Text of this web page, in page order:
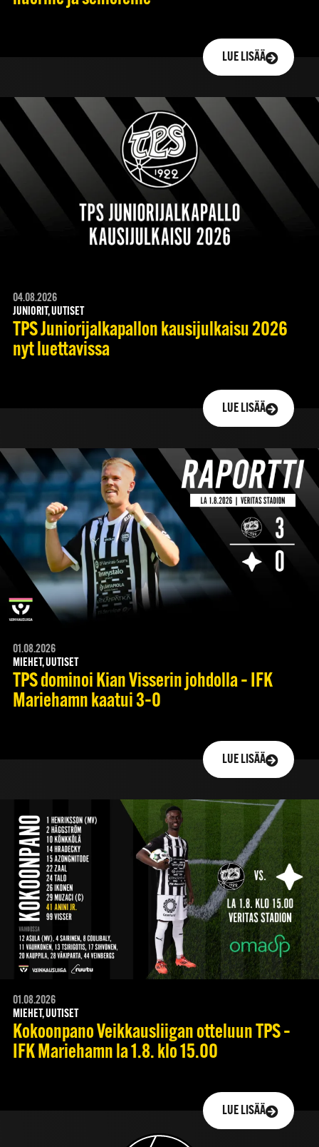
LUE LISÄÄ
04.08.2026
JUNIORIT, UUTISET
TPS Juniorijalkapallon kausijulkaisu 2026
nyt luettavissa
LUE LISÄÄ
01.08.2026
MIEHET, UUTISET
TPS dominoi Kian Visserin johdolla – IFK
Mariehamn kaatui 3–0
LUE LISÄÄ
01.08.2026
MIEHET, UUTISET
Kokoonpano Veikkausliigan otteluun TPS –
IFK Mariehamn la 1.8. klo 15.00
LUE LISÄÄ